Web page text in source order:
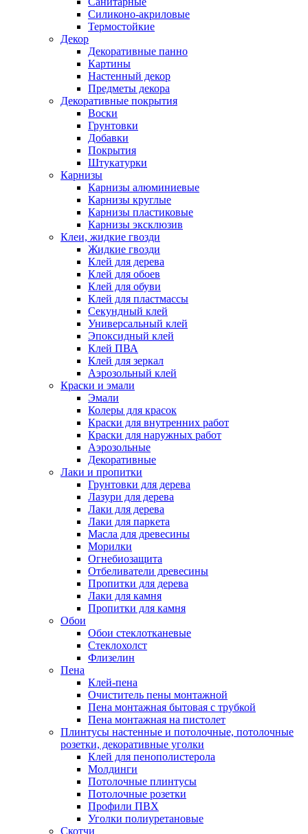
Силиконо-акриловые
Термостойкие
Декор
Декоративные панно
Картины
Настенный декор
Предметы декора
Декоративные покрытия
Воски
Грунтовки
Добавки
Покрытия
Штукатурки
Карнизы
Карнизы алюминиевые
Карнизы круглые
Карнизы пластиковые
Карнизы эксклюзив
Клеи, жидкие гвозди
Жидкие гвозди
Клей для дерева
Клей для обоев
Клей для обуви
Клей для пластмассы
Секундный клей
Универсальный клей
Эпоксидный клей
Клей ПВА
Клей для зеркал
Аэрозольный клей
Краски и эмали
Эмали
Колеры для красок
Краски для внутренних работ
Краски для наружных работ
Аэрозольные
Декоративные
Лаки и пропитки
Грунтовки для дерева
Лазури для дерева
Лаки для дерева
Лаки для паркета
Масла для древесины
Морилки
Огнебиозащита
Отбеливатели древесины
Пропитки для дерева
Лаки для камня
Пропитки для камня
Обои
Обои стеклотканевые
Стеклохолст
Флизелин
Пена
Клей-пена
Очиститель пены монтажной
Пена монтажная бытовая с трубкой
Пена монтажная на пистолет
Плинтусы настенные и потолочные, потолочные
розетки, декоративные уголки
Клей для пенополистерола
Молдинги
Потолочные плинтусы
Потолочные розетки
Профили ПВХ
Уголки полиуретановые
Скотчи